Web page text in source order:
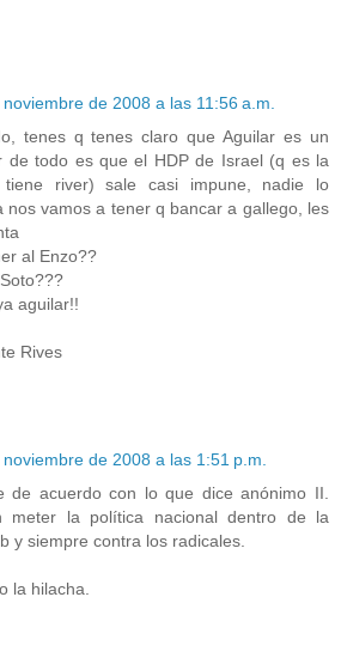
de 2008 a las 11:56 a.m.
tenes q tenes claro que Aguilar es un
de todo es que el HDP de Israel (q es la
river) sale casi impune, nadie lo
nos vamos a tener q bancar a gallego, les
al Enzo??
aguilar!!
Rives
de 2008 a las 1:51 p.m.
de acuerdo con lo que dice anónimo II.
meter la política nacional dentro de la
y siempre contra los radicales.
la hilacha.